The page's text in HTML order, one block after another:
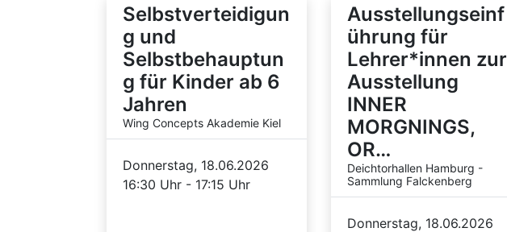
Selbstverteidigun
g und
Selbstbehauptun
g für Kinder ab 6
Jahren
Wing Concepts Akademie Kiel
Donnerstag, 18.06.2026
16:30 Uhr - 17:15 Uhr
Ausstellungseinf
ührung für
Lehrer*innen zur
Ausstellung
INNER
MORGNINGS,
OR…
Deichtorhallen Hamburg -
Sammlung Falckenberg
Donnerstag, 18.06.2026